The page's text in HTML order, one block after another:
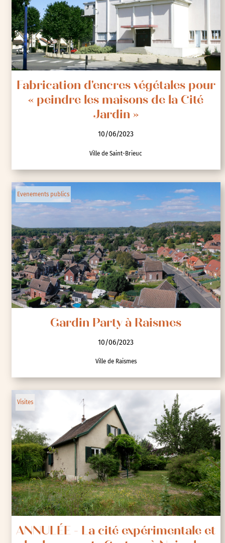
Fabrication d'encres végétales pour
« peindre les maisons de la Cité
Jardin »
10/06/2023
Ville de Saint-Brieuc
Evenements publics
Gardin Party à Raismes
10/06/2023
Ville de Raismes
Visites
ANNULÉE - La cité expérimentale et